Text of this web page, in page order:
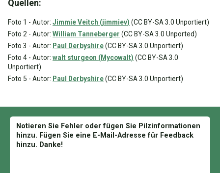
Quellen:
Foto 1 - Autor: Jimmie Veitch (jimmiev) (CC BY-SA 3.0 Unportiert)
Foto 2 - Autor: William Tanneberger (CC BY-SA 3.0 Unported)
Foto 3 - Autor: Paul Derbyshire(CC BY-SA 3.0 Unportiert)
Foto 4 - Autor: walt sturgeon (Mycowalt) (CC BY-SA 3.0
Unportiert)
Foto 5 - Autor: Paul Derbyshire(CC BY-SA 3.0 Unportiert)